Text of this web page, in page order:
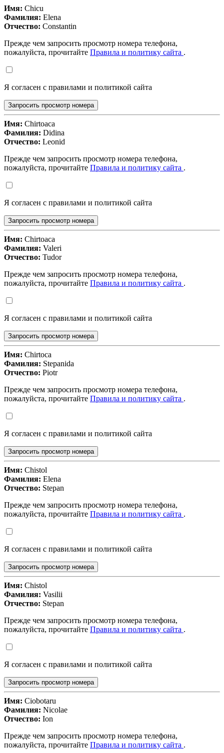
Имя: Chicu
Фамилия: Elena
Отчество: Constantin
Прежде чем запросить просмотр номера телефона,
пожалуйста, прочитайте Правила и политику сайта .
Я согласен с правилами и политикой сайта
Запросить просмотр номера
Имя: Chirtoaca
Фамилия: Didina
Отчество: Leonid
Прежде чем запросить просмотр номера телефона,
пожалуйста, прочитайте Правила и политику сайта .
Я согласен с правилами и политикой сайта
Запросить просмотр номера
Имя: Chirtoaca
Фамилия: Valeri
Отчество: Tudor
Прежде чем запросить просмотр номера телефона,
пожалуйста, прочитайте Правила и политику сайта .
Я согласен с правилами и политикой сайта
Запросить просмотр номера
Имя: Chirtoca
Фамилия: Stepanida
Отчество: Piotr
Прежде чем запросить просмотр номера телефона,
пожалуйста, прочитайте Правила и политику сайта .
Я согласен с правилами и политикой сайта
Запросить просмотр номера
Имя: Chistol
Фамилия: Elena
Отчество: Stepan
Прежде чем запросить просмотр номера телефона,
пожалуйста, прочитайте Правила и политику сайта .
Я согласен с правилами и политикой сайта
Запросить просмотр номера
Имя: Chistol
Фамилия: Vasilii
Отчество: Stepan
Прежде чем запросить просмотр номера телефона,
пожалуйста, прочитайте Правила и политику сайта .
Я согласен с правилами и политикой сайта
Запросить просмотр номера
Имя: Ciobotaru
Фамилия: Nicolae
Отчество: Ion
Прежде чем запросить просмотр номера телефона,
пожалуйста, прочитайте Правила и политику сайта .